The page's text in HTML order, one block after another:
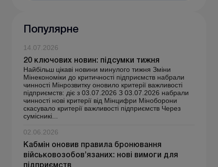
Популярне
14.07.2026
20 ключових новин: підсумки тижня
Найбільш цікаві новини минулого тижня Зміни
Мінекономіки до критичності підприємств набрали
чинності Мінрозвитку оновило критерії важливості
підприємств: діє з 03.07.2026 З 03.07.2026 набрали
чинності нові критерії від Мінцифри Міноборони
скасувало критерії важливості підприємств Через
сумісникі...
02.06.2026
Кабмін оновив правила бронювання
військовозобов’язаних: нові вимоги для
підприємств